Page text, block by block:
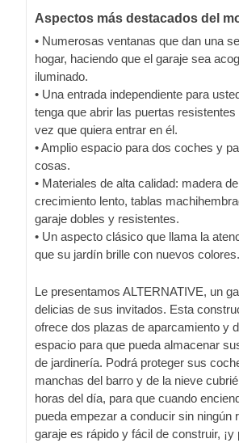
Aspectos más destacados del
• Numerosas ventanas que dan una
hogar, haciendo que el garaje sea
iluminado.
• Una entrada independiente para
tenga que abrir las puertas
vez que quiera entrar en él.
• Amplio espacio para dos coches y
cosas.
• Materiales de alta calidad: madera
crecimiento lento, tablas
garaje dobles y resistentes.
• Un aspecto clásico que llama la
que su jardín brille con nuevos colores.
Le presentamos ALTERNATIVE, un
delicias de sus invitados. Esta
ofrece dos plazas de aparcamiento y
espacio para que pueda almacenar
de jardinería. Podrá proteger sus
manchas del barro y de la nieve
horas del día, para que cuando
pueda empezar a conducir sin ningún
garaje es rápido y fácil de construir, ¡y